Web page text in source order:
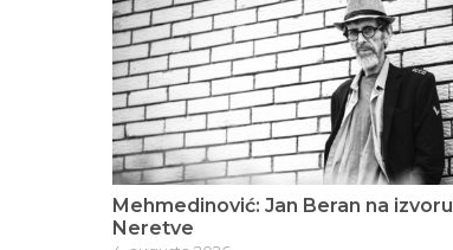
Mehmedinović: Jan Beran na izvoru
Neretve